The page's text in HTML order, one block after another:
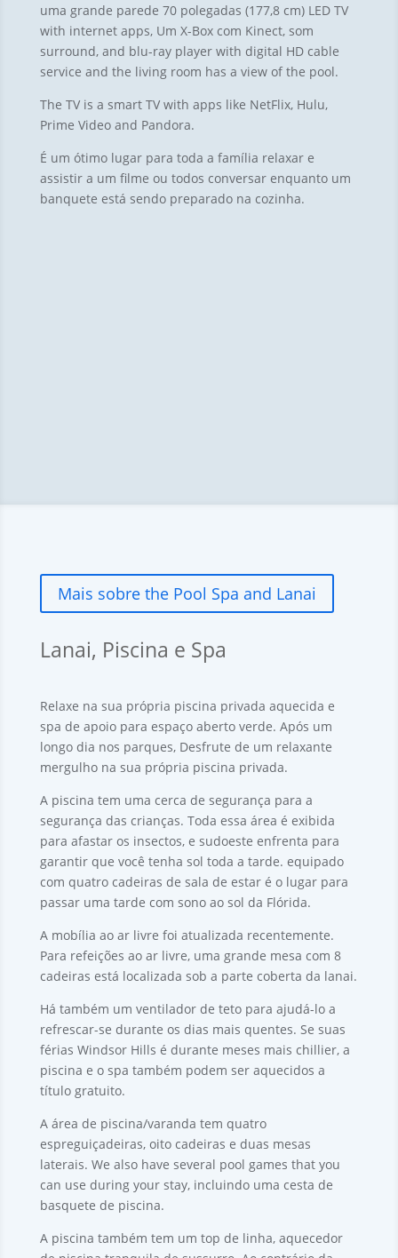
uma grande parede 70 polegadas (177,8 cm) LED TV
with internet apps, Um X-Box com Kinect, som
surround, and blu-ray player with digital HD cable
service and the living room has a view of the pool.
The TV is a smart TV with apps like NetFlix, Hulu,
Prime Video and Pandora.
É um ótimo lugar para toda a família relaxar e
assistir a um filme ou todos conversar enquanto um
banquete está sendo preparado na cozinha.
Mais sobre the Pool Spa and Lanai
Lanai, Piscina e Spa
Relaxe na sua própria piscina privada aquecida e
spa de apoio para espaço aberto verde. Após um
longo dia nos parques, Desfrute de um relaxante
mergulho na sua própria piscina privada.
A piscina tem uma cerca de segurança para a
segurança das crianças. Toda essa área é exibida
para afastar os insectos, e sudoeste enfrenta para
garantir que você tenha sol toda a tarde. equipado
com quatro cadeiras de sala de estar é o lugar para
passar uma tarde com sono ao sol da Flórida.
A mobília ao ar livre foi atualizada recentemente.
Para refeições ao ar livre, uma grande mesa com 8
cadeiras está localizada sob a parte coberta da lanai.
Há também um ventilador de teto para ajudá-lo a
refrescar-se durante os dias mais quentes. Se suas
férias Windsor Hills é durante meses mais chillier, a
piscina e o spa também podem ser aquecidos a
título gratuito.
A área de piscina/varanda tem quatro
espreguiçadeiras, oito cadeiras e duas mesas
laterais. We also have several pool games that you
can use during your stay, incluindo uma cesta de
basquete de piscina.
A piscina também tem um top de linha, aquecedor